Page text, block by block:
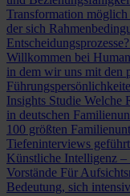
Transformation möglich
der sich
Entscheidungsprozesse?
Willkommen bei
in dem wir uns mit den
Insights Studie Welche
in deutschen
100 größten
Tiefeninterviews
Künstliche Intelligenz –
Vorstände Für
Bedeutung, sich